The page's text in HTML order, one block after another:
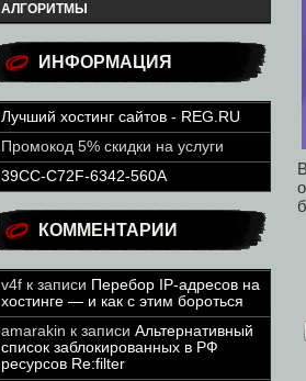
АЛГОРИТМЫ
ИНФОРМАЦИЯ
Лучший хостинг сайтов - REG.RU
Промокод 5% скидки на услуги
39CC-C72F-6342-560A
КОММЕНТАРИИ
v4f к записи Перебор IP-адресов на
хостинге — и как с этим бороться
amarakin к записи Альтернативный
список заблокированных в РФ
ресурсов Re:filter